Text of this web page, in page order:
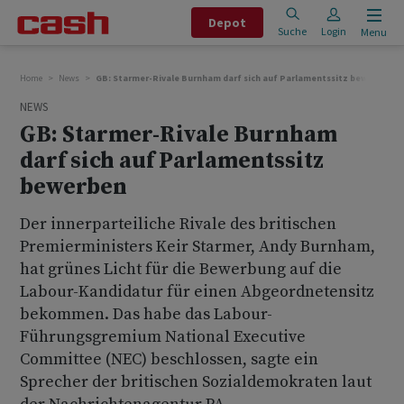
Depot
Suche Login Menu
Home News GB: Starmer-Rivale Burnham darf sich auf Parlamentssitz bewerben
NEWS
GB: Starmer-Rivale Burnham
darf sich auf Parlamentssitz
bewerben
Der innerparteiliche Rivale des britischen
Premierministers Keir Starmer, Andy Burnham,
hat grünes Licht für die Bewerbung auf die
Labour-Kandidatur für einen Abgeordnetensitz
bekommen. Das habe das Labour-
Führungsgremium National Executive
Committee (NEC) beschlossen, sagte ein
Sprecher der britischen Sozialdemokraten laut